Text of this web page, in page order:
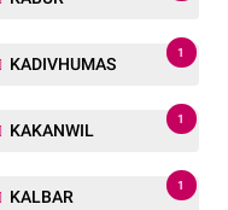
KADIVHUMAS
1
KAKANWIL
1
KALBAR
1